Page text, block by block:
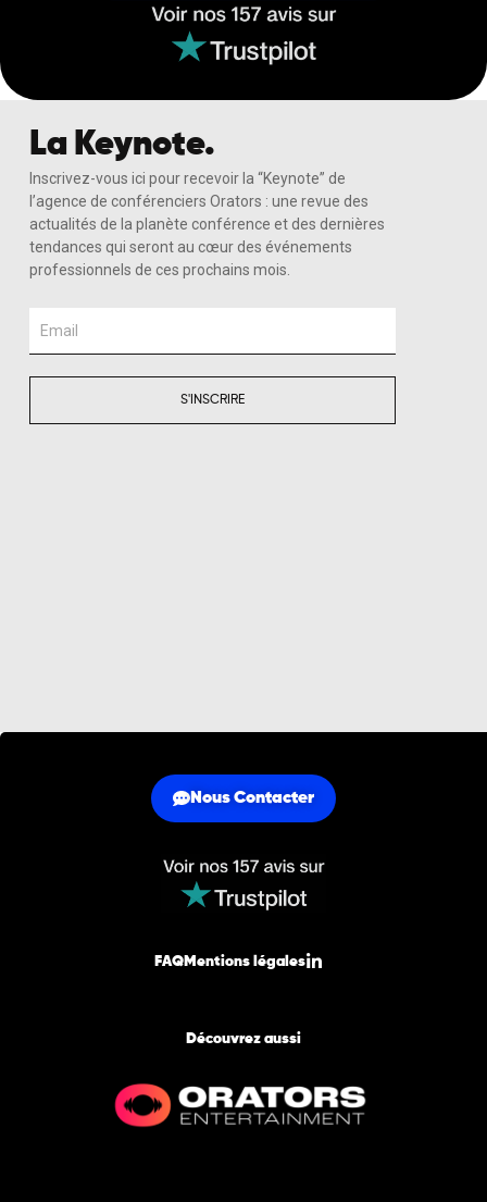
La Keynote.
Inscrivez-vous ici pour recevoir la “Keynote” de
l’agence de conférenciers Orators : une revue des
actualités de la planète conférence et des dernières
tendances qui seront au cœur des événements
professionnels de ces prochains mois.
S'INSCRIRE
Nous Contacter
FAQ Mentions légales
Découvrez aussi